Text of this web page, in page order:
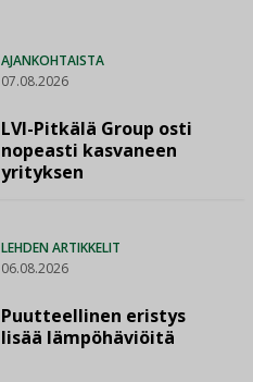
AJANKOHTAISTA
07.08.2026
LVI-Pitkälä Group osti
nopeasti kasvaneen
yrityksen
LEHDEN ARTIKKELIT
06.08.2026
Puutteellinen eristys
lisää lämpöhäviöitä